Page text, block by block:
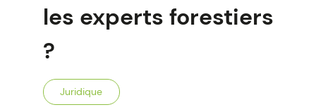
les experts forestiers
?
Juridique